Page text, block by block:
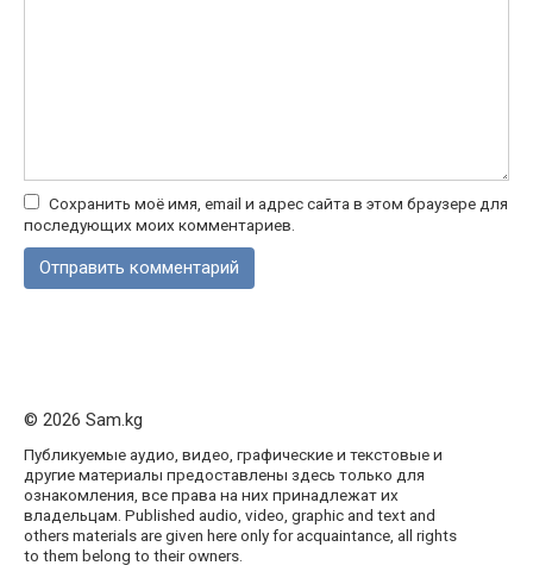
Сохранить моё имя, email и адрес сайта в этом браузере для
последующих моих комментариев.
© 2026 Sam.kg
Публикуемые аудио, видео, графические и текстовые и
другие материалы предоставлены здесь только для
ознакомления, все права на них принадлежат их
владельцам. Published audio, video, graphic and text and
others materials are given here only for acquaintance, all rights
to them belong to their owners.